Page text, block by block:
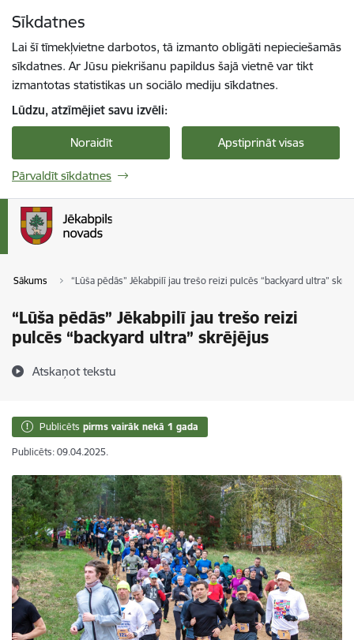
Sīkdatnes
Lai šī tīmekļvietne darbotos, tā izmanto obligāti nepieciešamās
sīkdatnes. Ar Jūsu piekrišanu papildus šajā vietnē var tikt
izmantotas statistikas un sociālo mediju sīkdatnes.
Lūdzu, atzīmējiet savu izvēli:
Noraidīt Apstiprināt visas
Pārvaldīt sīkdatnes
Sākums “Lūša pēdās” Jēkabpilī jau trešo reizi pulcēs “backyard ultra”
“Lūša pēdās” Jēkabpilī jau trešo reizi
pulcēs “backyard ultra” skrējējus
Atskaņot tekstu
Publicēts pirms vairāk nekā 1 gada
Publicēts: 09.04.2025.